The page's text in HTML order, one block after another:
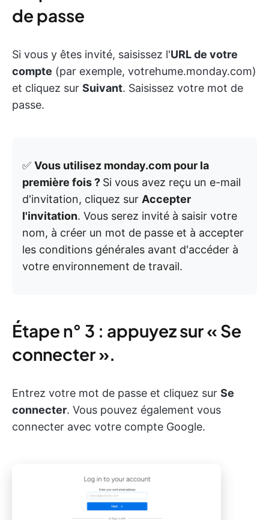
de passe
Si vous y êtes invité, saisissez l'URL de votre
compte (par exemple, votrehume.monday.com)
et cliquez sur Suivant. Saisissez votre mot de
passe.
✅ Vous utilisez monday.com pour la
première fois ? Si vous avez reçu un e-mail
d'invitation, cliquez sur Accepter
l'invitation. Vous serez invité à saisir votre
nom, à créer un mot de passe et à accepter
les conditions générales avant d'accéder à
votre environnement de travail.
Étape n° 3 : appuyez sur « Se
connecter ».
Entrez votre mot de passe et cliquez sur Se
connecter. Vous pouvez également vous
connecter avec votre compte Google.